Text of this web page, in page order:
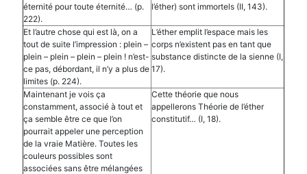
éternité pour toute éternité… (p.
222).
l’éther) sont immortels (II, 143).
Et l’autre chose qui est là, on a
tout de suite l’impression : plein –
plein – plein – plein – plein ! n’est-
ce pas, débordant, il n’y a plus de
limites (p. 224).
L’éther emplit l’espace mais les
corps n’existent pas en tant que
substance distincte de la sienne (I,
17).
Maintenant je vois ça
constamment, associé à tout et
ça semble être ce que l’on
pourrait appeler une perception
de la vraie Matière. Toutes les
couleurs possibles sont
associées sans être mélangées
Cette théorie que nous
appellerons Théorie de l’éther
constitutif… (I, 18).